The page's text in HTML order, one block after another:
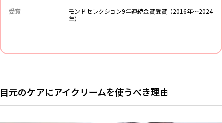
受賞
モンドセレクション9年連続金賞受賞（2016年～2024
年）
目元のケアにアイクリームを使うべき理由